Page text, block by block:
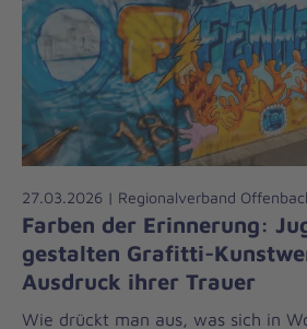
27.03.2026 | Regionalverband
Farben der Erinnerung:
gestalten Grafitti-
Ausdruck ihrer Trauer
Wie drückt man aus, was sich in